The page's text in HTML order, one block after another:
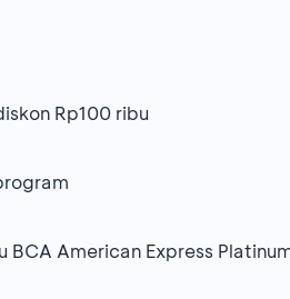
Rp100 ribu
American Express